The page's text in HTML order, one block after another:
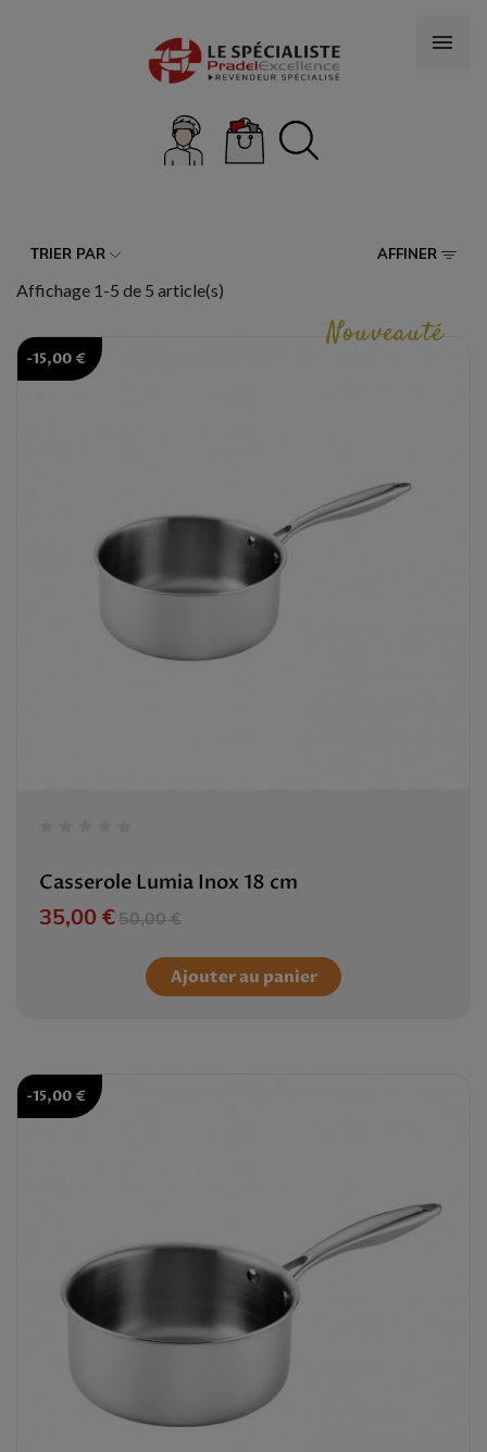
TRIER PAR AFFINER
Affichage 1-5 de 5 article(s)
Casserole Lumia Inox 18 cm
Prix
35,00 € Prix de base
50,00 €
Ajouter au panier
-15,00 €
Nouveauté
-15,00 €